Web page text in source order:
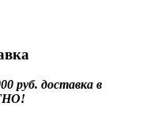
руб. доставка в